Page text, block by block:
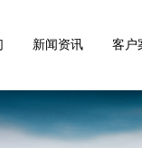
新闻资讯 客户